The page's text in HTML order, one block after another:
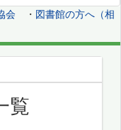
会 ・ 図書館の方へ（相
覧